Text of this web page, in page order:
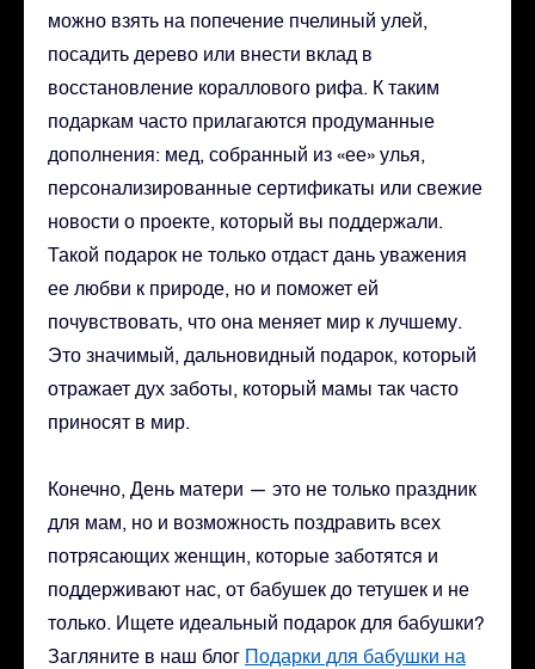
можно взять на попечение пчелиный улей,
посадить дерево или внести вклад в
восстановление кораллового рифа. К таким
подаркам часто прилагаются продуманные
дополнения: мед, собранный из «ее» улья,
персонализированные сертификаты или свежие
новости о проекте, который вы поддержали.
Такой подарок не только отдаст дань уважения
ее любви к природе, но и поможет ей
почувствовать, что она меняет мир к лучшему.
Это значимый, дальновидный подарок, который
отражает дух заботы, который мамы так часто
приносят в мир.
Конечно, День матери — это не только праздник
для мам, но и возможность поздравить всех
потрясающих женщин, которые заботятся и
поддерживают нас, от бабушек до тетушек и не
только. Ищете идеальный подарок для бабушки?
Загляните в наш блог Подарки для бабушки на